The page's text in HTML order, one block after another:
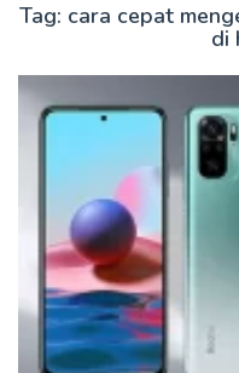
Tag: cara cepat
di